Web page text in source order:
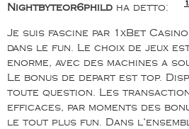
Nightbyteor6phild ha detto:
Je suis fascine par 1xBet
dans le fun. Le choix de jeux
enorme, avec des machines a
Le bonus de depart est top.
toute question. Les
efficaces, par moments des
le tout plus fun. Dans